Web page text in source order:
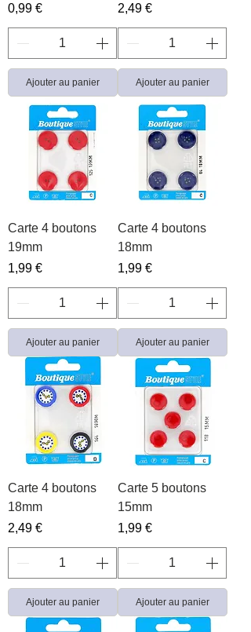
Prix
0,99 €
Ajouter au panier
Prix
2,49 €
Ajouter au panier
Carte 4 boutons
19mm
Prix
1,99 €
Ajouter au panier
Carte 4 boutons
18mm
Prix
1,99 €
Ajouter au panier
Carte 4 boutons
18mm
Prix
2,49 €
Ajouter au panier
Carte 5 boutons
15mm
Prix
1,99 €
Ajouter au panier